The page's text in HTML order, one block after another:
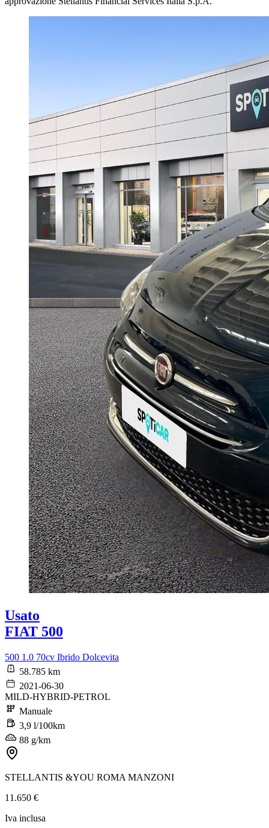
Usato
FIAT 500
500 1.0 70cv Ibrido Dolcevita
58.785 km
2021-06-30
MILD-HYBRID-PETROL
Manuale
3,9 l/100km
88 g/km
STELLANTIS &YOU ROMA MANZONI
11.650 €
Iva inclusa